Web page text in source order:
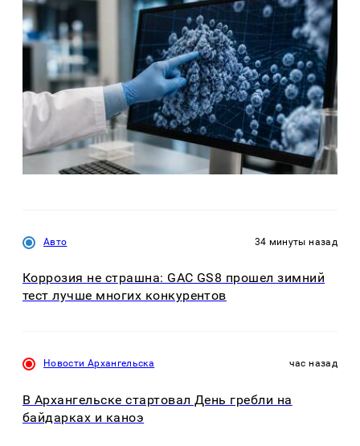
Авто 34 минуты назад
Коррозия не страшна: GAC GS8 прошел зимний
тест лучше многих конкурентов
Новости Архангельска час назад
В Архангельске стартовал День гребли на
байдарках и каноэ